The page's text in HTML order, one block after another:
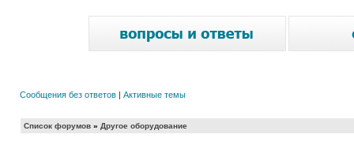
Сообщения без ответов | Активные темы
Список форумов » Другое оборудование